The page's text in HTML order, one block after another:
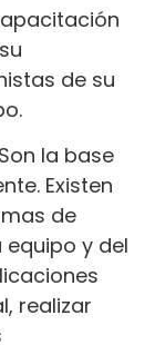
de su
la base
Existen
de
y del
realizar